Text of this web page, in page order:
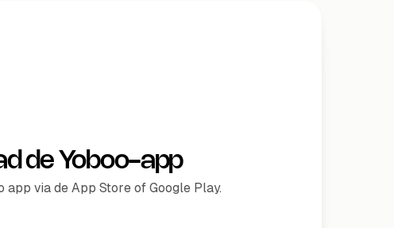
de Yoboo-app
app via de App Store of Google Play.